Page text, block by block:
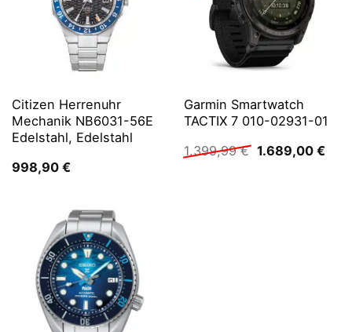
Citizen Herrenuhr
Mechanik NB6031-56E
Edelstahl, Edelstahl
998,90 €
Garmin Smartwatch
TACTIX 7 010-02931-01
1.399,99€ Ursprünglicher
1.689,00 €